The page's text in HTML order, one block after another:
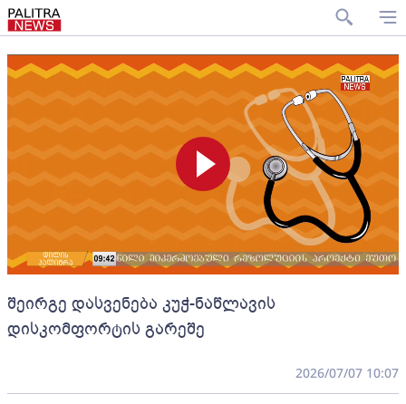
შეირგე დასვენება კუჭ-ნაწლავის
დისკომფორტის გარეშე
2026/07/07 10:07